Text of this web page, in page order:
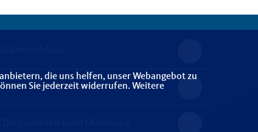
Kreisverband Vechta
die uns helfen, unser Webangebot zu
Sie jederzeit widerrufen. Weitere